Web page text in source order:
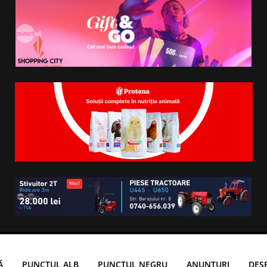
PUNCTUL ALB PUNCTUL NEGRU ANUNTURI